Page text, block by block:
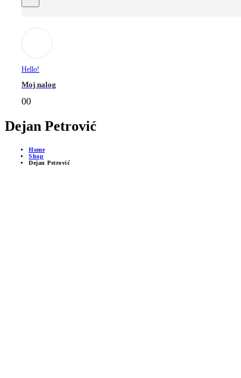
Hello!
Moj nalog
00
Dejan Petrović
Home
Shop
Dejan Petrović